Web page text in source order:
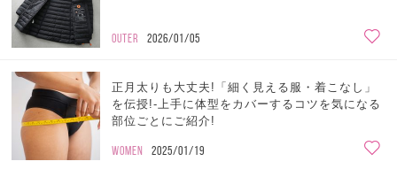
OUTER 2026/01/05
正月太りも大丈夫!「細く見える服・着こなし」
を伝授!-上手に体型をカバーするコツを気になる
部位ごとにご紹介!
WOMEN 2025/01/19